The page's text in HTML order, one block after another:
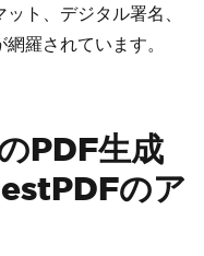
ト、デジタル署名、
羅されています。
PDF生成
のア